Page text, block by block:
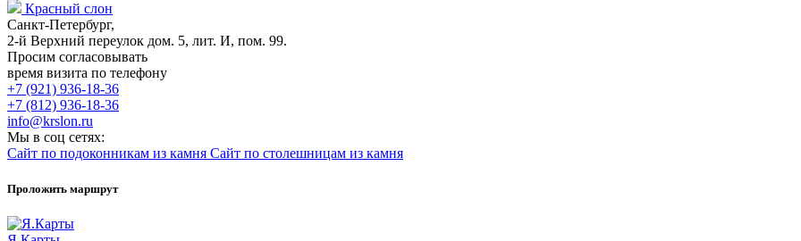
Красный слон
Санкт-Петербург,
2-й Верхний переулок дом. 5, лит. И, пом. 99.
Просим согласовывать
время визита по телефону
+7 (921) 936-18-36
+7 (812) 936-18-36
info@krslon.ru
Мы в соц сетях:
Сайт по подоконникам из камня Сайт по столешницам из камня
Проложить маршрут